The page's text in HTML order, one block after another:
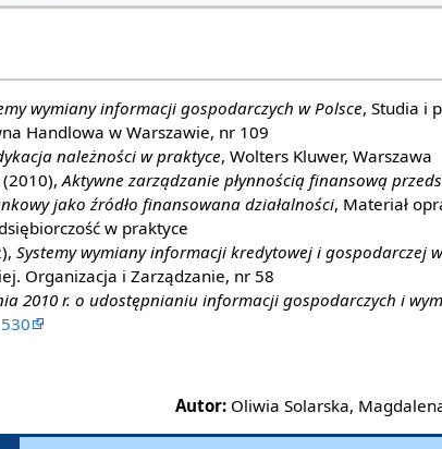
wymiany informacji gospodarczych w Polsce, Studia i
Handlowa w Warszawie, nr 109
należności w praktyce, Wolters Kluwer, Warszawa
(2010),Aktywne zarządzanie płynnością finansową
jako źródło finansowana działalności, Materiał
w praktyce
Systemy wymiany informacji kredytowej i gospodarczej
Organizacja i Zarządzanie, nr 58
2010 r. o udostępnianiu informacji gospodarczych i
Autor: Oliwia Solarska,